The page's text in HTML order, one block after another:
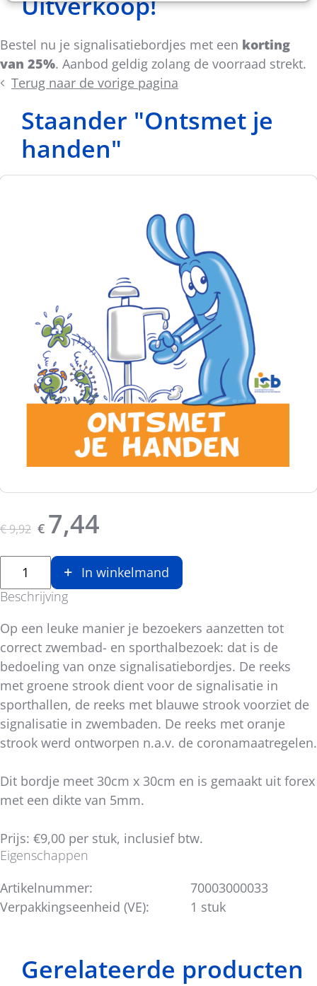
Bestel nu je signalisatiebordjes met een korting
van 25%. Aanbod geldig zolang de voorraad strekt.
Terug naar de vorige pagina
Staander "Ontsmet je
handen"
Originele prijs was:
€9,92 , Huidige prijs is:
€ 7,44
In winkelmand
Beschrijving
Op een leuke manier je bezoekers aanzetten tot
correct zwembad- en sporthalbezoek: dat is de
bedoeling van onze signalisatiebordjes. De reeks
met groene strook dient voor de signalisatie in
sporthallen, de reeks met blauwe strook voorziet de
signalisatie in zwembaden. De reeks met oranje
strook werd ontworpen n.a.v. de coronamaatregelen.
Dit bordje meet 30cm x 30cm en is gemaakt uit forex
met een dikte van 5mm.
Prijs: €9,00 per stuk, inclusief btw.
Eigenschappen
Artikelnummer:
70003000033
Verpakkingseenheid (VE):
1 stuk
Gerelateerde producten